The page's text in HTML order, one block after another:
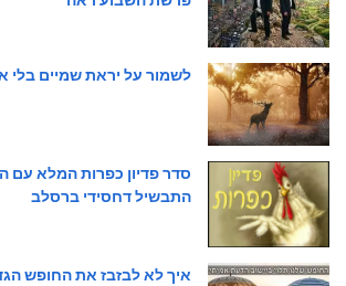
לשמור על יראת שמיים בלי
סדר פדיון כפרות המלא עם
התבשיל דחסידי ברסלב
איך לא לבזבז את החופש